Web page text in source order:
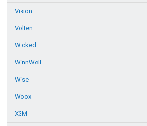
Vision
Volten
Wicked
WinnWell
Wise
Woox
X3M